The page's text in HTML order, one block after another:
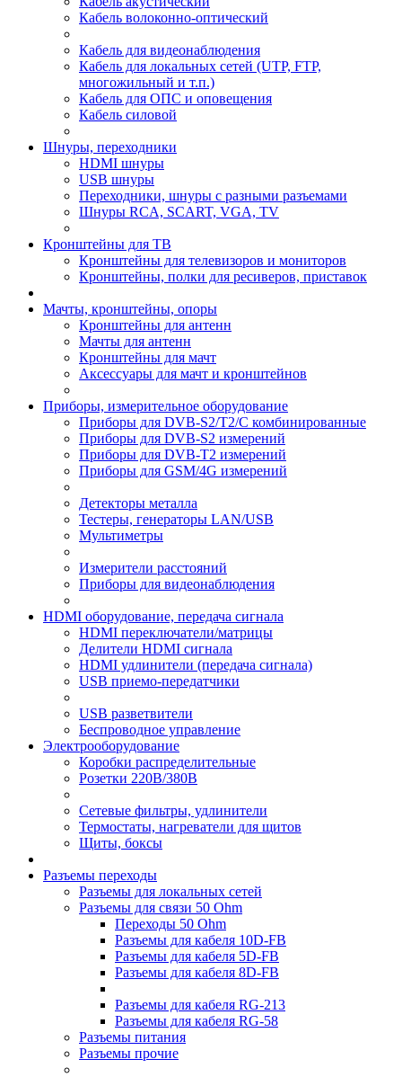
Кабель волоконно-оптический
Кабель для видеонаблюдения
Кабель для локальных сетей (UTP, FTP,
многожильный и т.п.)
Кабель для ОПС и оповещения
Кабель силовой
Шнуры, переходники
HDMI шнуры
USB шнуры
Переходники, шнуры с разными разъемами
Шнуры RCA, SCART, VGA, TV
Кронштейны для ТВ
Кронштейны для телевизоров и мониторов
Кронштейны, полки для ресиверов, приставок
Мачты, кронштейны, опоры
Кронштейны для антенн
Мачты для антенн
Кронштейны для мачт
Аксессуары для мачт и кронштейнов
Приборы, измерительное оборудование
Приборы для DVB-S2/T2/C комбинированные
Приборы для DVB-S2 измерений
Приборы для DVB-T2 измерений
Приборы для GSM/4G измерений
Детекторы металла
Тестеры, генераторы LAN/USB
Мультиметры
Измерители расстояний
Приборы для видеонаблюдения
HDMI оборудование, передача сигнала
HDMI переключатели/матрицы
Делители HDMI сигнала
HDMI удлинители (передача сигнала)
USB приемо-передатчики
USB разветвители
Беспроводное управление
Электрооборудование
Коробки распределительные
Розетки 220В/380В
Сетевые фильтры, удлинители
Термостаты, нагреватели для щитов
Щиты, боксы
Разъемы переходы
Разъемы для локальных сетей
Разъемы для связи 50 Ohm
Переходы 50 Ohm
Разъемы для кабеля 10D-FB
Разъемы для кабеля 5D-FB
Разъемы для кабеля 8D-FB
Разъемы для кабеля RG-213
Разъемы для кабеля RG-58
Разъемы питания
Разъемы прочие